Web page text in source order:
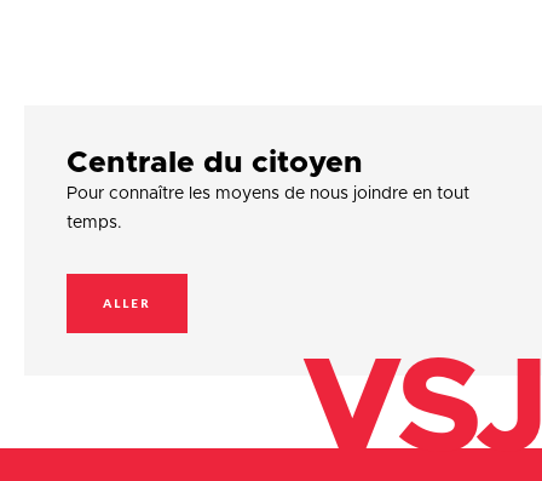
Centrale du citoyen
Pour connaître les moyens de nous joindre en tout
temps.
ALLER
VSJ